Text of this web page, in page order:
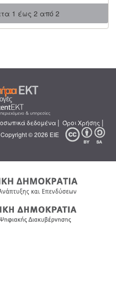
1 έως 2 από 2
δεδομένα | Όροι Χρήσης |
Copyright © 2026 ΕΙΕ